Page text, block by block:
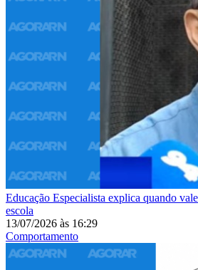
Educação Especialista explica quando
escola
13/07/2026 às 16:29
Comportamento